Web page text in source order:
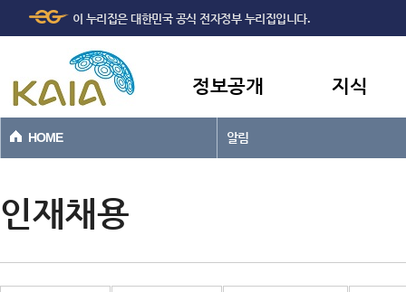
본문바로가기
이 누리집은 대한민국 공식 전자정부 누리집입니다.
정보공개 지식
HOME 알림
인재채용